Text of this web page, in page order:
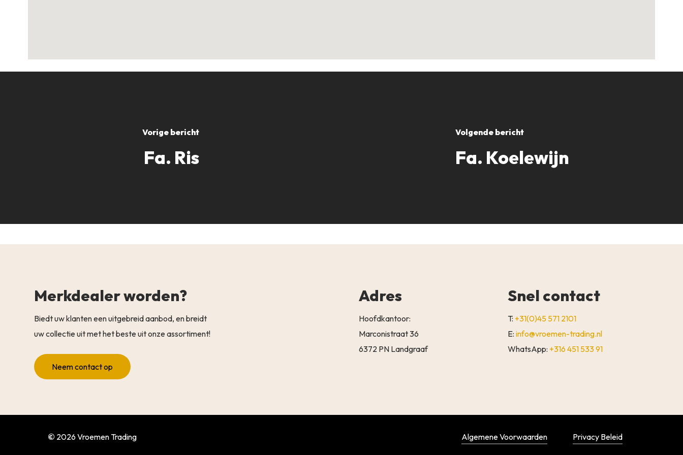
Vorige bericht
Fa. Ris
Volgende bericht
Fa. Koelewijn
Merkdealer worden?
Biedt uw klanten een uitgebreid aanbod, en breidt
uw collectie uit met het beste uit onze assortiment!
Neem contact op
Adres
Hoofdkantoor:
Marconistraat 36
6372 PN Landgraaf
Snel contact
T: +31(0)45 571 2101
E:info@vroemen-trading.nl
WhatsApp: +316 451 533 91
© 2026Vroemen Trading Algemene Voorwaarden Privacy Beleid